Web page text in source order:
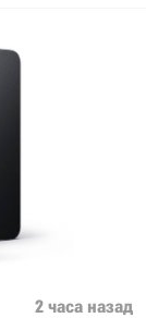
2 часа назад